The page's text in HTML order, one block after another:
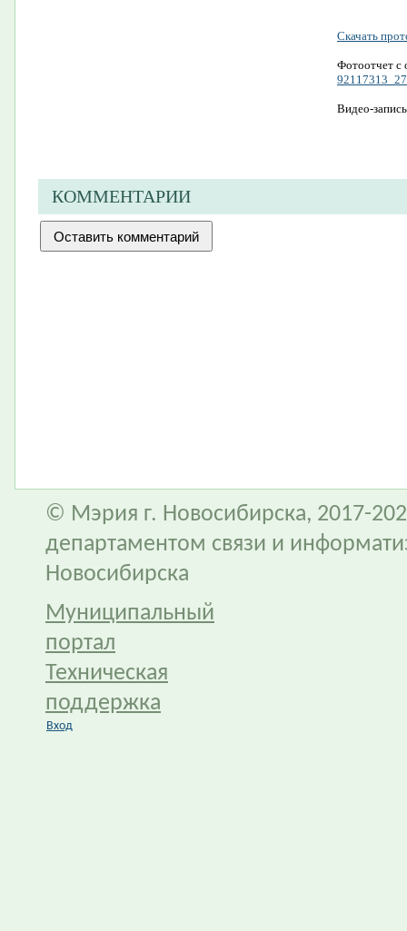
Скачать
Фотоотчет
Видео-
КОММЕНТАРИИ
© Мэрия г. Новосибирска, 2017-
департаментом связи и
Новосибирска
Муниципальный
портал
Техническая
поддержка
Вход